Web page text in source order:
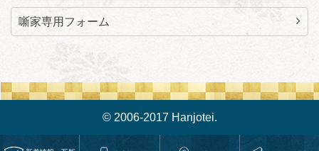
噺家専用フォーム
© 2006-2017 Hanjotei.